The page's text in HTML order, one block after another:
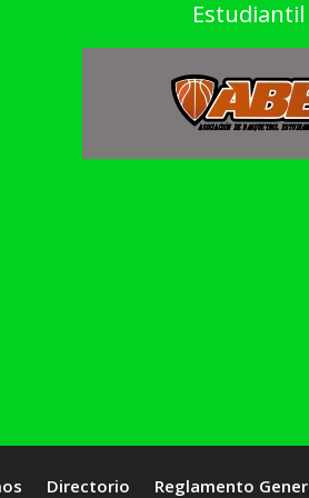
Estudiantil
Directorio Reglamento